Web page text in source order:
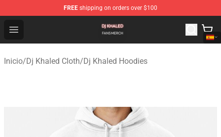
FREE shipping on orders over $100
Open menu
Dj Khaled Shop - Official Dj Khaled Merchandise Store
Inicio/Dj Khaled Cloth/Dj Khaled Hoodies